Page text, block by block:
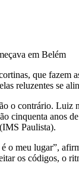
que fazem
reluzentes se
o contrário. Luiz
cinquenta anos
Paulista).
o meu lugar”,
os códigos, o